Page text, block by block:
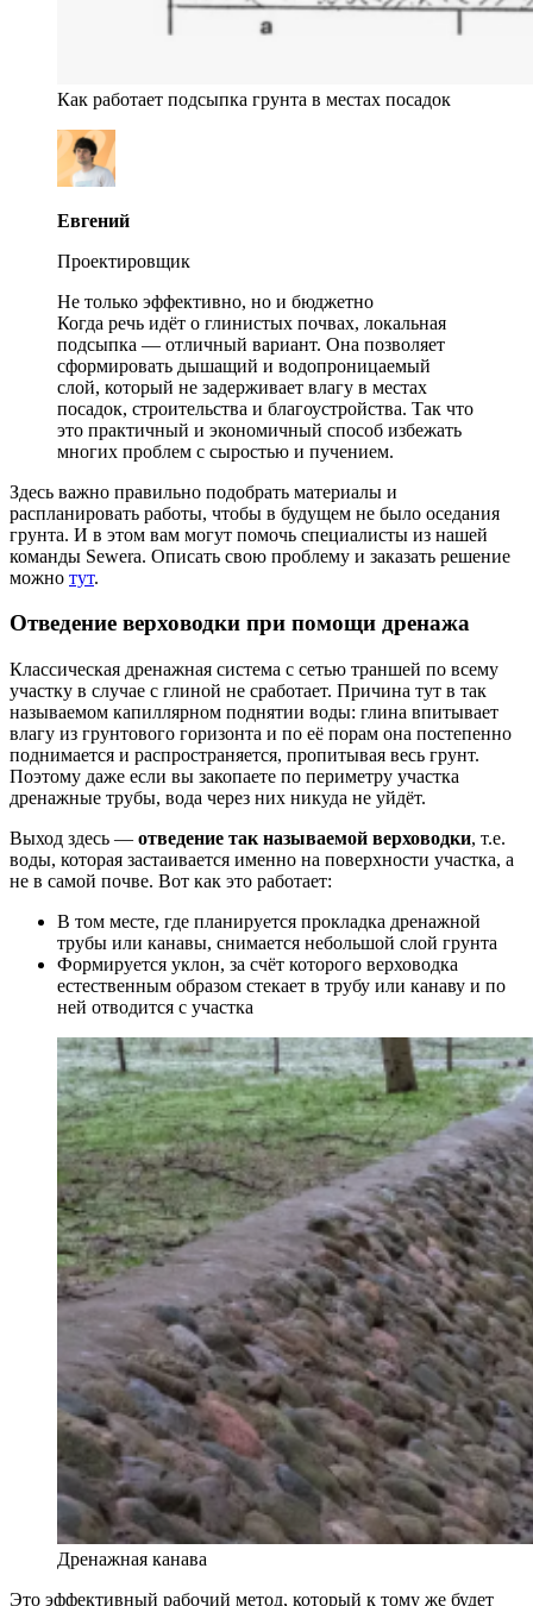
Как работает подсыпка грунта в местах посадок
Евгений
Проектировщик
Не только эффективно, но и бюджетно
Когда речь идёт о глинистых почвах, локальная
подсыпка — отличный вариант. Она позволяет
сформировать дышащий и водопроницаемый
слой, который не задерживает влагу в местах
посадок, строительства и благоустройства. Так что
это практичный и экономичный способ избежать
многих проблем с сыростью и пучением.
Здесь важно правильно подобрать материалы и
распланировать работы, чтобы в будущем не было оседания
грунта. И в этом вам могут помочь специалисты из нашей
команды Sewera. Описать свою проблему и заказать решение
можно тут.
Отведение верховодки при помощи дренажа
Классическая дренажная система с сетью траншей по всему
участку в случае с глиной не сработает. Причина тут в так
называемом капиллярном поднятии воды: глина впитывает
влагу из грунтового горизонта и по её порам она постепенно
поднимается и распространяется, пропитывая весь грунт.
Поэтому даже если вы закопаете по периметру участка
дренажные трубы, вода через них никуда не уйдёт.
Выход здесь — отведение так называемой верховодки, т.е.
воды, которая застаивается именно на поверхности участка, а
не в самой почве. Вот как это работает:
В том месте, где планируется прокладка дренажной
трубы или канавы, снимается небольшой слой грунта
Формируется уклон, за счёт которого верховодка
естественным образом стекает в трубу или канаву и по
ней отводится с участка
Дренажная канава
Это эффективный рабочий метод, который к тому же будет